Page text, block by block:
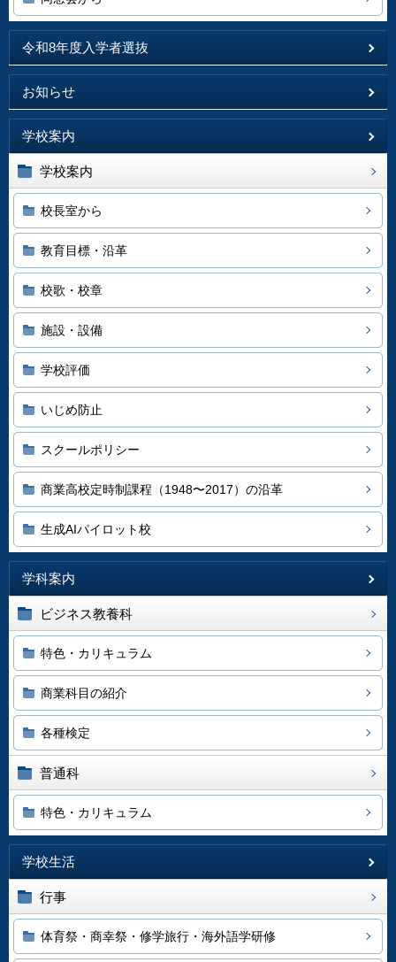
令和8年度入学者選抜
お知らせ
学校案内
学校案内
校長室から
教育目標・沿革
校歌・校章
施設・設備
学校評価
いじめ防止
スクールポリシー
商業高校定時制課程（1948〜2017）の沿革
生成AIパイロット校
学科案内
ビジネス教養科
特色・カリキュラム
商業科目の紹介
各種検定
普通科
特色・カリキュラム
学校生活
行事
体育祭・商幸祭・修学旅行・海外語学研修